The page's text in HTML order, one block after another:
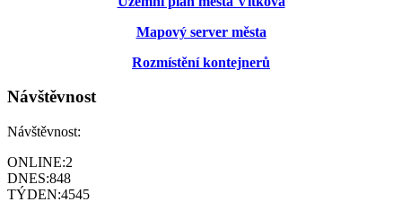
Mapový server města
Rozmístění kontejnerů
Návštěvnost
Návštěvnost:
ONLINE:2
DNES:848
TÝDEN:4545